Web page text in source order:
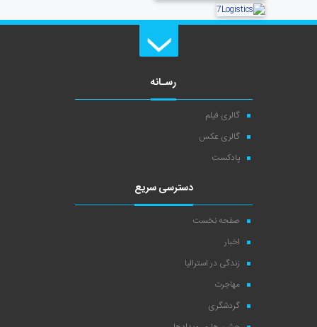
رسـانه
گالری فیلم
گالری عکس
پادکست
دسترسی سریع
صفحه نخست
اخبار
زندگی در استرالیا
مهاجرت
گردشگری